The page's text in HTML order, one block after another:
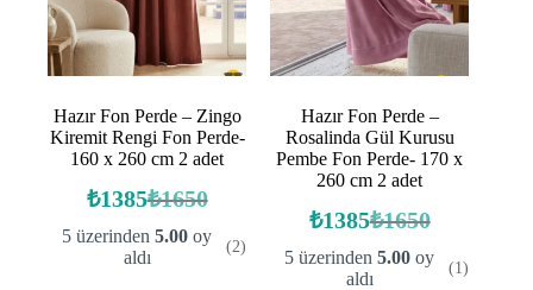
Hazır Fon Perde – Zingo
Kiremit Rengi Fon Perde-
160 x 260 cm 2 adet
₺1650
Orijinal
fiyat:
₺1650.
₺1385Şu
andaki
fiyat:
5 üzerinden5.00 oy
aldı
(2)
Hazır Fon Perde –
Rosalinda Gül Kurusu
Pembe Fon Perde- 170 x
260 cm 2 adet
₺1650
Orijinal
fiyat:
₺1650.
₺1385Şu
andaki
fiyat:
5 üzerinden5.00 oy
aldı
(1)